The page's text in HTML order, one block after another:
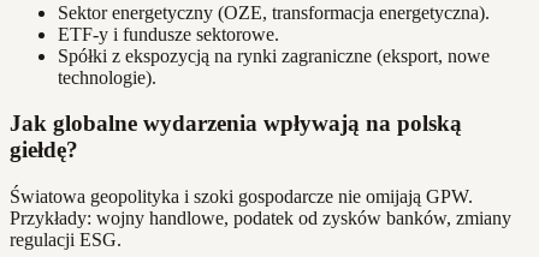
Sektor energetyczny (OZE, transformacja energetyczna).
ETF-y i fundusze sektorowe.
Spółki z ekspozycją na rynki zagraniczne (eksport, nowe
technologie).
Jak globalne wydarzenia wpływają na polską
giełdę?
Światowa geopolityka i szoki gospodarcze nie omijają GPW.
Przykłady: wojny handlowe, podatek od zysków banków, zmiany
regulacji ESG.